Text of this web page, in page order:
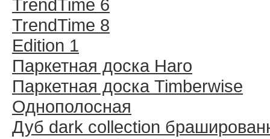
TrendTime 6
TrendTime 8
Edition 1
Паркетная доска Haro
Паркетная доска Timberwise
Однополосная
Дуб dark collection